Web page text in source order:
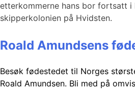
etterkommerne hans bor fortsatt i
skipperkolonien på Hvidsten.
Roald Amundsens
Besøk fødestedet til Norges
Roald Amundsen. Bli med på